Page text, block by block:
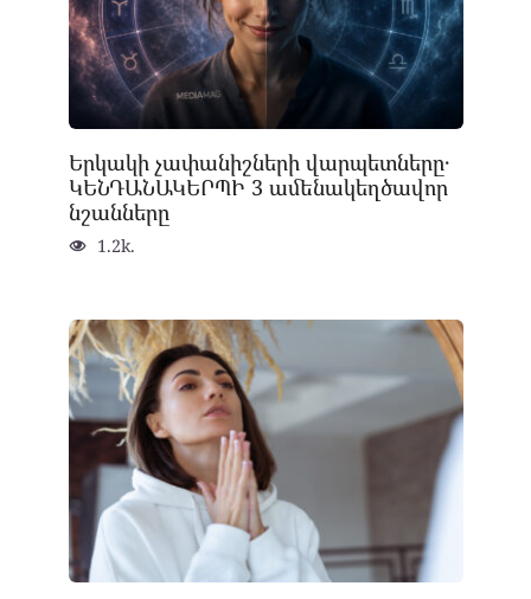
Երկակի չափանիշների վարպետները․
ԿԵՆԴԱՆԱԿԵՐՊԻ 3 ամենակեղծավոր
նշանները
1.2k.